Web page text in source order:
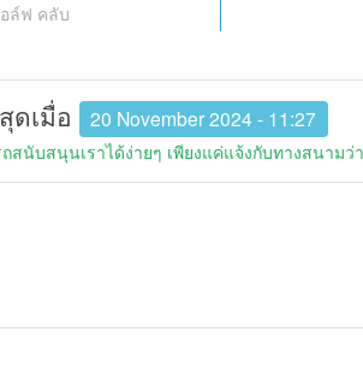
ล์ฟ คลับ
ดเมื่อ 20 November 2024 - 11:27
นับสนุนเราได้ง่ายๆ เพียงแค่แจ้งกับทางสนามว่